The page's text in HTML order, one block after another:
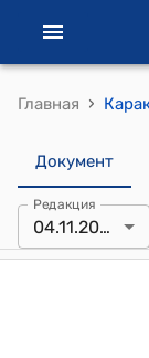
Главная ›
Документ
Редакция
04.11.2019